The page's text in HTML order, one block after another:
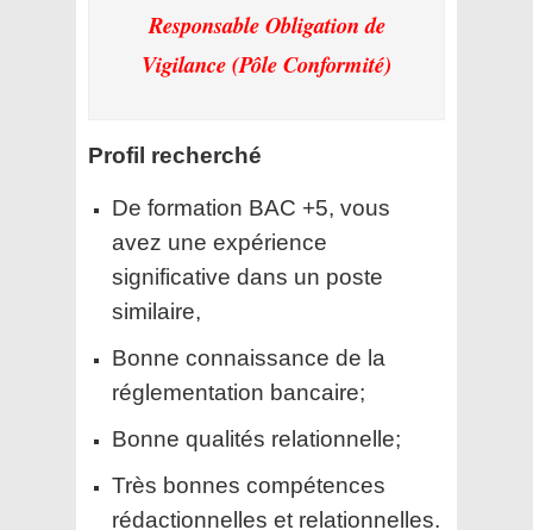
Responsable Obligation de
Vigilance (Pôle Conformité)
Profil recherché
De formation BAC +5, vous
avez une expérience
significative dans un poste
similaire,
Bonne connaissance de la
réglementation bancaire;
Bonne qualités relationnelle;
Très bonnes compétences
rédactionnelles et relationnelles.